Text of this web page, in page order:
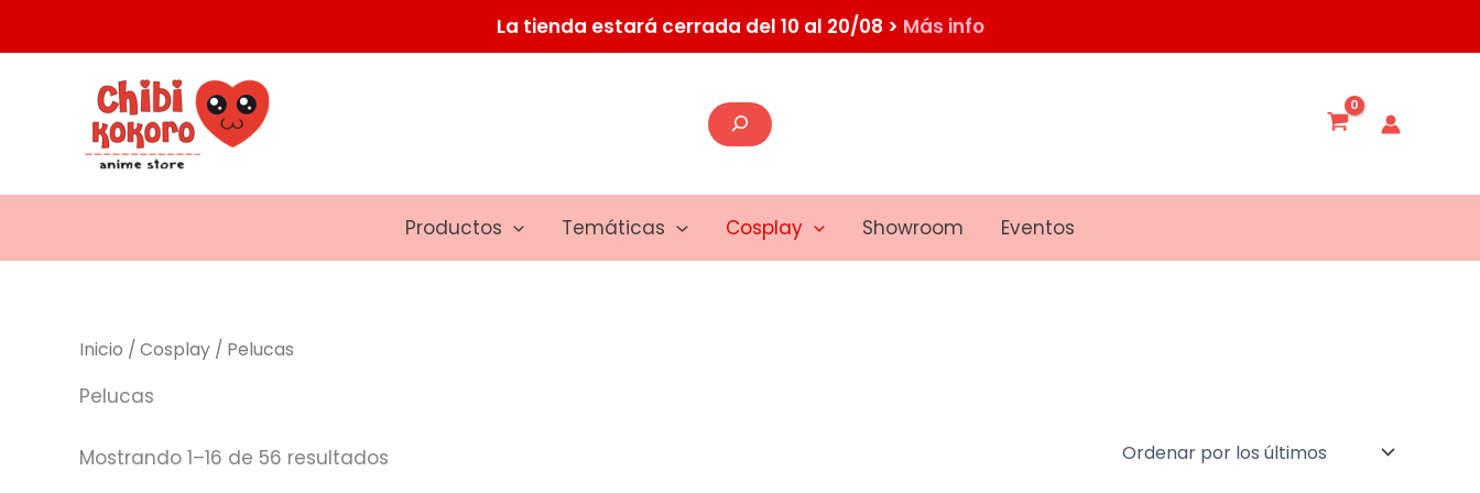
La tienda estará cerrada del 10 al 20/08 > Más info
Productos Temáticas Cosplay Showroom Eventos
Inicio / Cosplay / Pelucas
Pelucas
Mostrando 1–16 de 56 resultados
Ordenado